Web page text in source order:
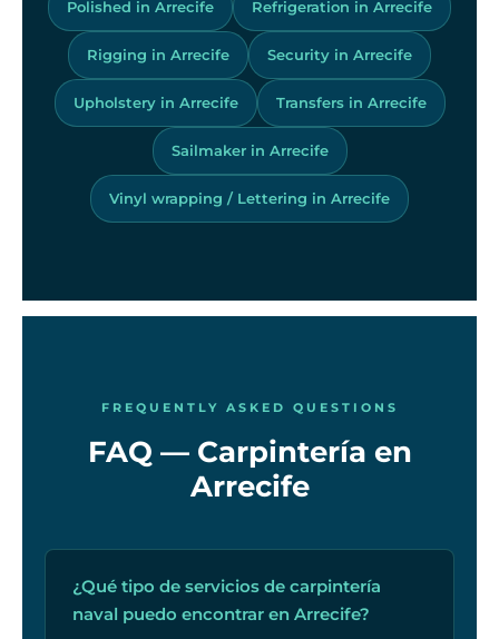
Polished in Arrecife Refrigeration in Arrecife
Rigging in Arrecife Security in Arrecife
Upholstery in Arrecife Transfers in Arrecife
Sailmaker in Arrecife
Vinyl wrapping / Lettering in Arrecife
FREQUENTLY ASKED QUESTIONS
FAQ — Carpintería en
Arrecife
¿Qué tipo de servicios de carpintería
naval puedo encontrar en Arrecife?